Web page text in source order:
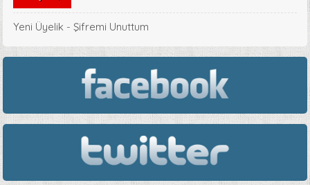
Yeni Üyelik -Şifremi Unuttum